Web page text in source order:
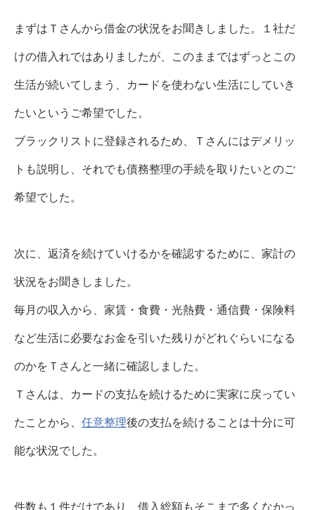
まずはＴさんから借金の状況をお聞きしました。１社だ
けの借入れではありましたが、このままではずっとこの
生活が続いてしまう、カードを使わない生活にしていき
たいというご希望でした。
ブラックリストに登録されるため、Ｔさんにはデメリッ
トも説明し、それでも債務整理の手続を取りたいとのご
希望でした。
次に、返済を続けていけるかを確認するために、家計の
状況をお聞きしました。
毎月の収入から、家賃・食費・光熱費・通信費・保険料
など生活に必要なお金を引いた残りがどれぐらいになる
のかをＴさんと一緒に確認しました。
Ｔさんは、カードの支払を続けるために実家に戻ってい
たことから、 任意整理後の支払を続けることは十分に可
能な状況でした。
件数も１件だけであり、借入総額もそこまで多くなかっ